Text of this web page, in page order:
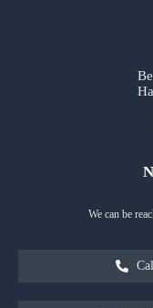
We can be